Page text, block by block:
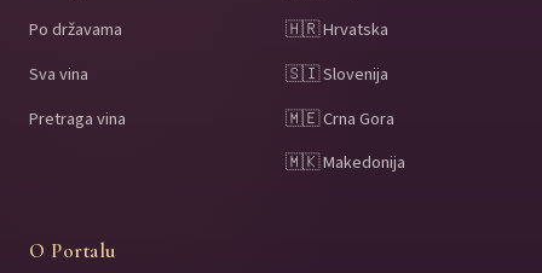
Po državama
Sva vina
Pretraga vina
🇭🇷 Hrvatska
🇸🇮 Slovenija
🇲🇪 Crna Gora
🇲🇰 Makedonija
O Portalu